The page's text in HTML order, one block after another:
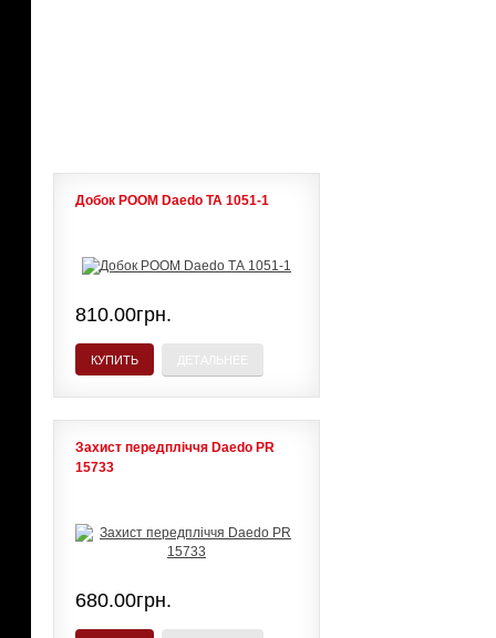
Добок POOM Daedo ТА 1051-1
810.00грн.
КУПИТЬ
Захист передпліччя Daedo PR
15733
680.00грн.